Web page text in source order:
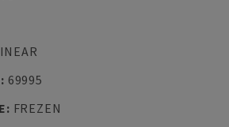
: 69995
: FREZEN